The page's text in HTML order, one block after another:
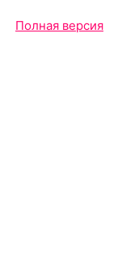
Полная версия